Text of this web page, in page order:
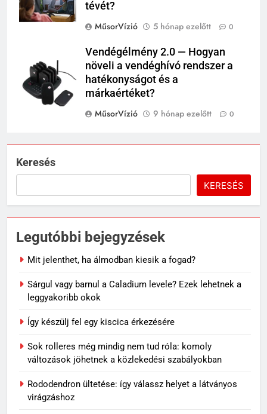
tévét?
MűsorVízió
5 hónap ezelőtt 0
Vendégélmény 2.0 — Hogyan
növeli a vendéghívó rendszer a
hatékonyságot és a
márkaértéket?
MűsorVízió
9 hónap ezelőtt 0
Keresés
KERESÉS
Legutóbbi bejegyzések
Mit jelenthet, ha álmodban kiesik a fogad?
Sárgul vagy barnul a Caladium levele? Ezek lehetnek a
leggyakoribb okok
Így készülj fel egy kiscica érkezésére
Sok rolleres még mindig nem tud róla: komoly
változások jöhetnek a közlekedési szabályokban
Rododendron ültetése: így válassz helyet a látványos
virágzáshoz